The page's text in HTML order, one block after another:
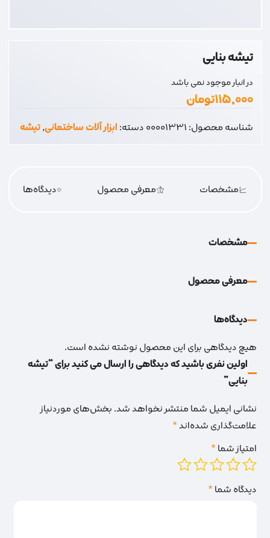
تیشه بنایی
در انبار موجود نمی باشد
۱۱۵,۰۰۰تومان
شناسه محصول:00001331دسته:ابزار آلات ساختمانی,تیشه
مشخصات معرفی محصول 0دیدگاه‌‌ها
مشخصات
معرفی محصول
دیدگاه‌‌ها
هیچ دیدگاهی برای این محصول نوشته نشده است.
اولین نفری باشید که دیدگاهی را ارسال می کنید برای “تیشه
بنایی”
نشانی ایمیل شما منتشر نخواهد شد.بخش‌های موردنیاز
علامت‌گذاری شده‌اند*
امتیاز شما*
دیدگاه شما*